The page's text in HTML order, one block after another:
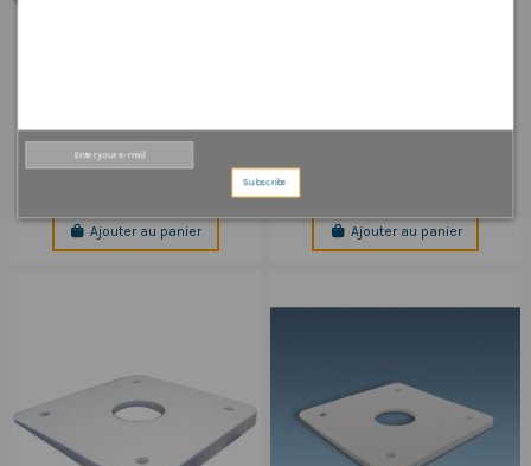
PMA-57-M1 SUPPORT MODULAIRE
INCLINAISON ARRIERE
353,00 €
Ajouter au panier
PMA-107-M1 SUPPORT MODULAIRE
Ajouter au panier
Subscribe